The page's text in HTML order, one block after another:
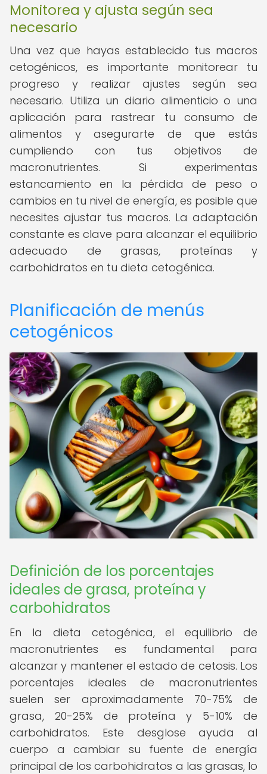
Monitorea y ajusta según sea
necesario
Una vez que hayas establecido tus macros
cetogénicos, es importante monitorear tu
progreso y realizar ajustes según sea
necesario. Utiliza un diario alimenticio o una
aplicación para rastrear tu consumo de
alimentos y asegurarte de que estás
cumpliendo con tus objetivos de
macronutrientes. Si experimentas
estancamiento en la pérdida de peso o
cambios en tu nivel de energía, es posible que
necesites ajustar tus macros. La adaptación
constante es clave para alcanzar el equilibrio
adecuado de grasas, proteínas y
carbohidratos en tu dieta cetogénica.
Planificación de menús
cetogénicos
Definición de los porcentajes
ideales de grasa, proteína y
carbohidratos
En la dieta cetogénica, el equilibrio de
macronutrientes es fundamental para
alcanzar y mantener el estado de cetosis. Los
porcentajes ideales de macronutrientes
suelen ser aproximadamente 70-75% de
grasa, 20-25% de proteína y 5-10% de
carbohidratos. Este desglose ayuda al
cuerpo a cambiar su fuente de energía
principal de los carbohidratos a las grasas, lo